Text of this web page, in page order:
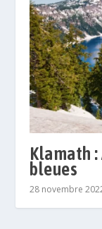
Klamath :
bleues
28 novembre